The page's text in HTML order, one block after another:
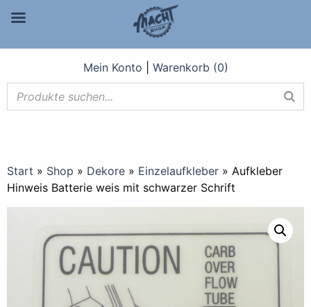
Mein Konto Warenkorb (0)
Start » Shop » Dekore » Einzelaufkleber » Aufkleber
Hinweis Batterie weis mit schwarzer Schrift